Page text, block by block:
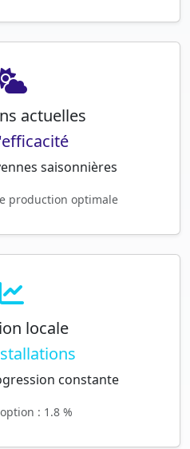
actuelles
saisonnières
production optimale
locale
constante
: 1.8 %